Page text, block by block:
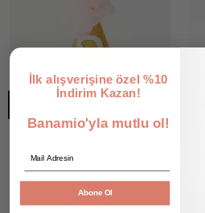
İlk alışverişine özel %10
İndirim Kazan!
Banamio'yla mutlu ol!
Abone Ol